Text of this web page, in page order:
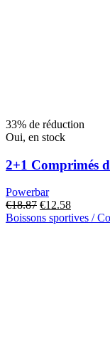
33% de réduction
Oui, en stock
2+1 Comprimés
Powerbar
€18.87 Le
prix
€12.58Prix
actuel
Boissons sportives /